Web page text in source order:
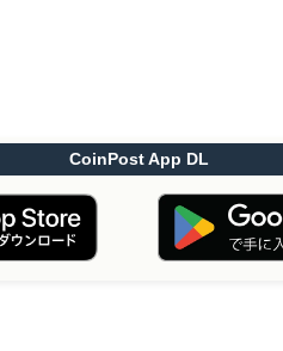
CoinPost App DL